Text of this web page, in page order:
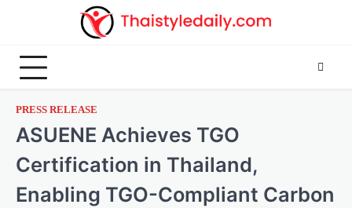
PRESS RELEASE
ASUENE Achieves TGO
Certification in Thailand,
Enabling TGO-Compliant Carbon